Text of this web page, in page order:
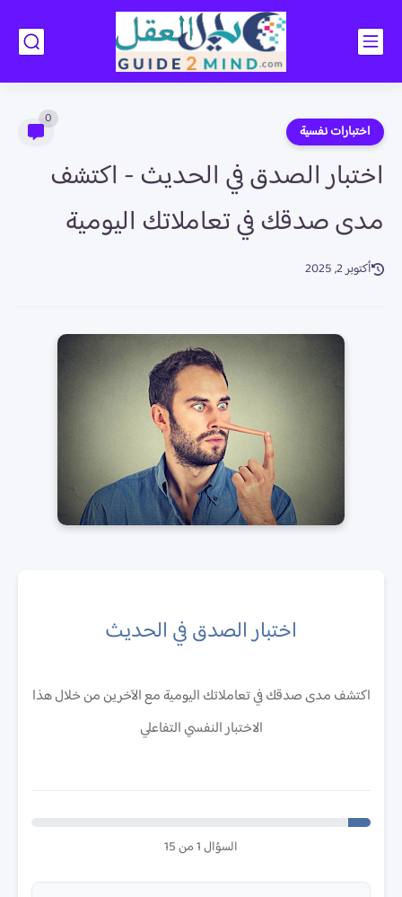
اختبارات نفسية
0
اختبار الصدق في الحديث - اكتشف
مدى صدقك في تعاملاتك اليومية
أكتوبر 2, 2025
اختبار الصدق في الحديث
اكتشف مدى صدقك في تعاملاتك اليومية مع الآخرين من خلال هذا
الاختبار النفسي التفاعلي
السؤال 1 من 15